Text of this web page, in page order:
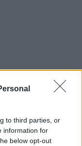
to third parties, or
information for
below opt-out
iPaideia.gr στο